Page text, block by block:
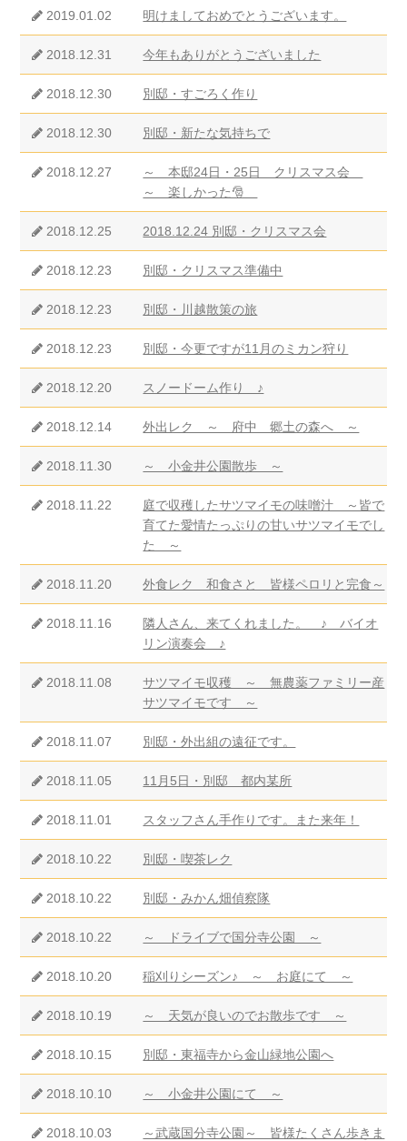
2019.01.02 明けましておめでとうございます。
2018.12.31 今年もありがとうございました
2018.12.30 別邸・すごろく作り
2018.12.30 別邸・新たな気持ちで
2018.12.27
～ 本邸24日・25日 クリスマス会
～ 楽しかった🎅
2018.12.25 2018.12.24 別邸・クリスマス会
2018.12.23 別邸・クリスマス準備中
2018.12.23 別邸・川越散策の旅
2018.12.23 別邸・今更ですが11月のミカン狩り
2018.12.20 スノードーム作り ♪
2018.12.14 外出レク ～ 府中 郷土の森へ ～
2018.11.30 ～ 小金井公園散歩 ～
2018.11.22
庭で収穫したサツマイモの味噌汁 ～皆で
育てた愛情たっぷりの甘いサツマイモでし
た ～
2018.11.20 外食レク 和食さと 皆様ペロリと完食～
2018.11.16
隣人さん、来てくれました。 ♪ バイオ
リン演奏会 ♪
2018.11.08
サツマイモ収穫 ～ 無農薬ファミリー産
サツマイモです ～
2018.11.07 別邸・外出組の遠征です。
2018.11.05 11月5日・別邸 都内某所
2018.11.01 スタッフさん手作りです。また来年！
2018.10.22 別邸・喫茶レク
2018.10.22 別邸・みかん畑偵察隊
2018.10.22 ～ ドライブで国分寺公園 ～
2018.10.20 稲刈りシーズン♪ ～ お庭にて ～
2018.10.19 ～ 天気が良いのでお散歩です ～
2018.10.15 別邸・東福寺から金山緑地公園へ
2018.10.10 ～ 小金井公園にて ～
2018.10.03
～武蔵国分寺公園～ 皆様たくさん歩きま